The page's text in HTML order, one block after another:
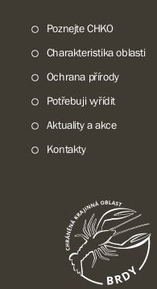
Poznejte CHKO
Charakteristika oblasti
Ochrana přírody
Potřebuji vyřídit
Aktuality a akce
Kontakty